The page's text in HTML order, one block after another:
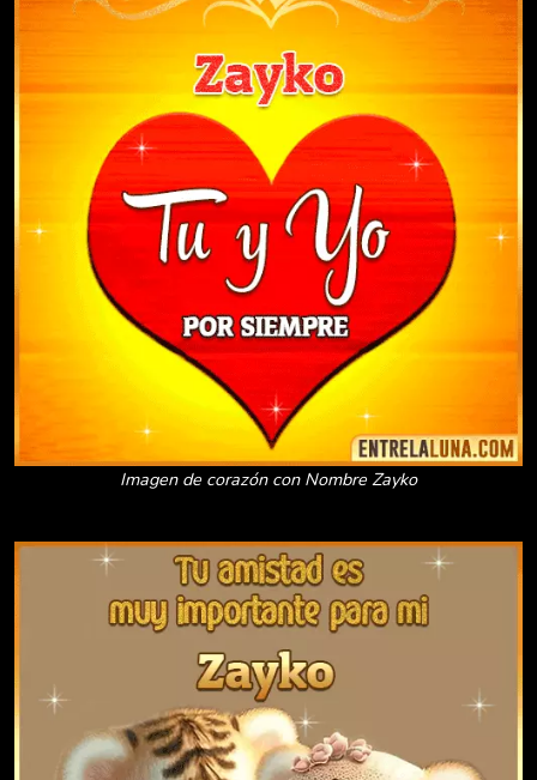
Imagen de corazón con Nombre Zayko